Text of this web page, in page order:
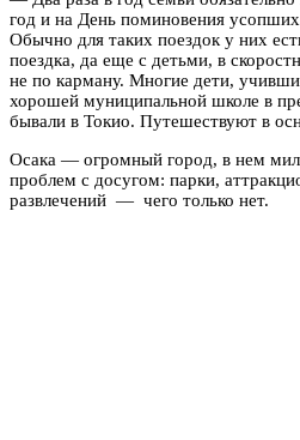
год и на День поминовения
Обычно для таких поездок у них
поездка, да еще с детьми, в
не по карману. Многие дети,
хорошей муниципальной школе в
бывали в Токио. Путешествуют в
Осака — огромный город, в нем
проблем с досугом: парки,
развлечений — чего только нет.